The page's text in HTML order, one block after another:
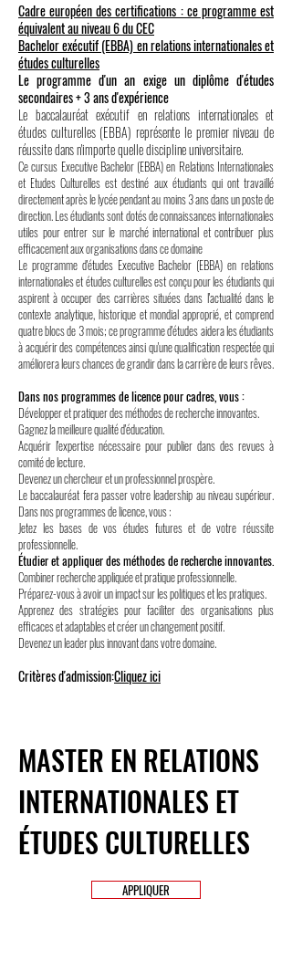
Cadre européen des certifications : ce programme est
équivalent au niveau 6 du CEC
Bachelor exécutif (EBBA) en relations internationales et
études culturelles
Le programme d'un an exige un diplôme d'études
secondaires + 3 ans d'expérience
Le baccalauréat exécutif en relations internationales et
études culturelles (EBBA) représente le premier niveau de
réussite dans n'importe quelle discipline universitaire.
Ce cursus Executive Bachelor (EBBA) en Relations Internationales
et Etudes Culturelles est destiné aux étudiants qui ont travaillé
directement après le lycée pendant au moins 3 ans dans un poste de
direction. Les étudiants sont dotés de connaissances internationales
utiles pour entrer sur le marché international et contribuer plus
efficacement aux organisations dans ce domaine
Le programme d'études Executive Bachelor (EBBA) en relations
internationales et études culturelles est conçu pour les étudiants qui
aspirent à occuper des carrières situées dans l'actualité dans le
contexte analytique, historique et mondial approprié, et comprend
quatre blocs de 3 mois; ce programme d'études aidera les étudiants
à acquérir des compétences ainsi qu'une qualification respectée qui
améliorera leurs chances de grandir dans la carrière de leurs rêves.
Dans nos programmes de licence pour cadres, vous :
Développer et pratiquer des méthodes de recherche innovantes.
Gagnez la meilleure qualité d'éducation.
Acquérir l'expertise nécessaire pour publier dans des revues à
comité de lecture.
Devenez un chercheur et un professionnel prospère.
Le baccalauréat fera passer votre leadership au niveau supérieur.
Dans nos programmes de licence, vous :
Jetez les bases de vos études futures et de votre réussite
professionnelle.
Étudier et appliquer des méthodes de recherche innovantes.
Combiner recherche appliquée et pratique professionnelle.
Préparez-vous à avoir un impact sur les politiques et les pratiques.
Apprenez des stratégies pour faciliter des organisations plus
efficaces et adaptables et créer un changement positif.
Devenez un leader plus innovant dans votre domaine.
Critères d'admission:Cliquez ici
MASTER EN RELATIONS
INTERNATIONALES ET
ÉTUDES CULTURELLES
APPLIQUER